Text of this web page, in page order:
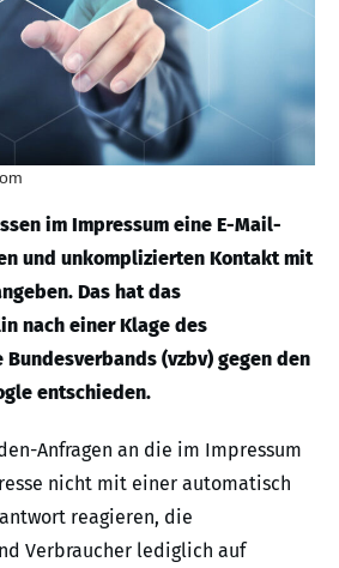
im Impressum eine E-Mail-
und unkomplizierten Kontakt mit
Das hat das
nach einer Klage des
Bundesverbands (vzbv) gegen den
entschieden.
Anfragen an die im Impressum
nicht mit einer automatisch
reagieren, die
Verbraucher lediglich auf